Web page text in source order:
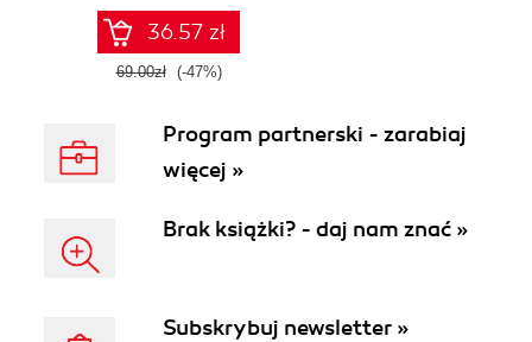
36.57 zł
69.00zł (-47%)
Program partnerski - zarabiaj
więcej »
Brak książki? - daj nam znać »
Subskrybuj newsletter »